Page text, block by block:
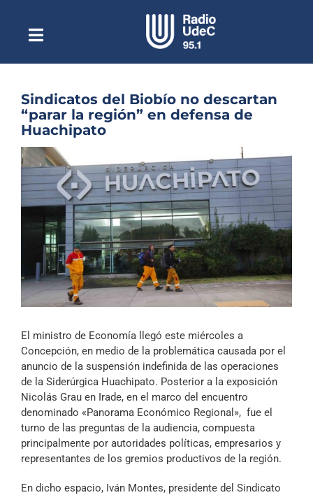
contenidoToggle
NavigationEscuchar Radio UdeC en vivo
Quiénes Somos
Programación
Noticias
Reportajes
Columnas
Música Clásica
Especiales
Sindicatos del Biobío no descartan
“parar la región” en defensa de
Huachipato
Ver
imagen
más
grande
El ministro de Economía llegó este miércoles a
Concepción, en medio de la problemática causada por el
anuncio de la suspensión indefinida de las operaciones
de la Siderúrgica Huachipato. Posterior a la exposición
Nicolás Grau en Irade, en el marco del encuentro
denominado «Panorama Económico Regional», fue el
turno de las preguntas de la audiencia, compuesta
principalmente por autoridades políticas, empresarios y
representantes de los gremios productivos de la región.
En dicho espacio, Iván Montes, presidente del Sindicato